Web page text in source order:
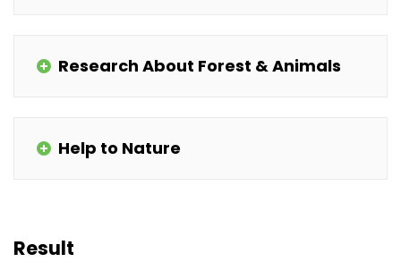
Research About Forest & Animals
Help to Nature
Result